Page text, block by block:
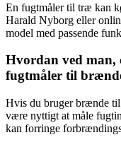
En fugtmåler til træ kan
Harald Nyborg eller
model med passende
Hvordan ved
fugtmåler til
Hvis du bruger brænde
være nyttigt at måle
kan forringe